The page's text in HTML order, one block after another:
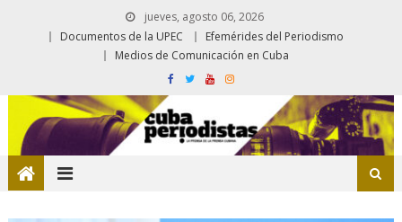
jueves, agosto 06, 2026
Documentos de la UPEC
Efemérides del Periodismo
Medios de Comunicación en Cuba